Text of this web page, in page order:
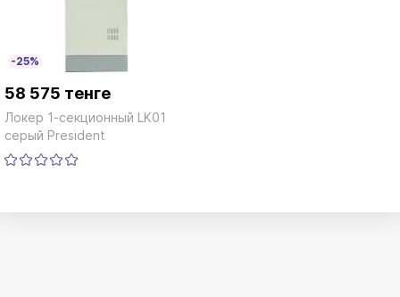
-25%
58 575 тенге
Локер 1-секционный LK01
серый President